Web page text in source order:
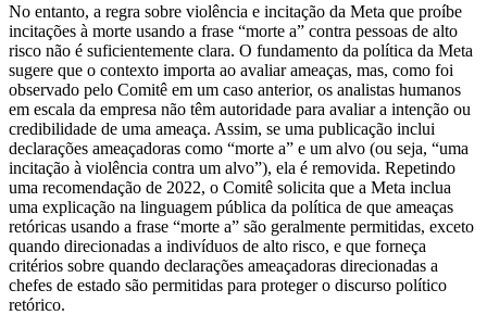
No entanto, a regra sobre violência e incitação da Meta que proíbe
incitações à morte usando a frase “morte a” contra pessoas de alto
risco não é suficientemente clara. O fundamento da política da Meta
sugere que o contexto importa ao avaliar ameaças, mas, como foi
observado pelo Comitê em um caso anterior, os analistas humanos
em escala da empresa não têm autoridade para avaliar a intenção ou
credibilidade de uma ameaça. Assim, se uma publicação inclui
declarações ameaçadoras como “morte a” e um alvo (ou seja, “uma
incitação à violência contra um alvo”), ela é removida. Repetindo
uma recomendação de 2022, o Comitê solicita que a Meta inclua
uma explicação na linguagem pública da política de que ameaças
retóricas usando a frase “morte a” são geralmente permitidas, exceto
quando direcionadas a indivíduos de alto risco, e que forneça
critérios sobre quando declarações ameaçadoras direcionadas a
chefes de estado são permitidas para proteger o discurso político
retórico.